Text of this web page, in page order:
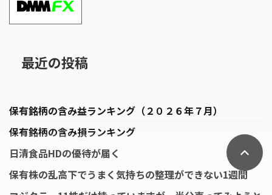
最近の投稿
保有銘柄の含み益ランキング（２０２６年７月）
保有銘柄の含み損ランキング
日清食品HDの優待が届く
保有株の乱高下でうまく気持ちの整理ができない1週間